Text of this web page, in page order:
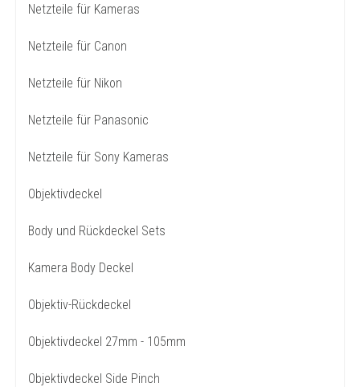
Netzteile für Kameras
Netzteile für Canon
Netzteile für Nikon
Netzteile für Panasonic
Netzteile für Sony Kameras
Objektivdeckel
Body und Rückdeckel Sets
Kamera Body Deckel
Objektiv-Rückdeckel
Objektivdeckel 27mm - 105mm
Objektivdeckel Side Pinch